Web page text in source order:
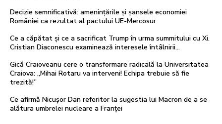
Decizie semnificativă: amenințările și șansele economiei
României ca rezultat al pactului UE-Mercosur
Ce a căpătat și ce a sacrificat Trump în urma summitului cu Xi.
Cristian Diaconescu examinează interesele întâlnirii…
Gică Craioveanu cere o transformare radicală la Universitatea
Craiova: „Mihai Rotaru va interveni! Echipa trebuie să fie
trezită!”
Ce afirmă Nicușor Dan referitor la sugestia lui Macron de a se
alătura umbrelei nucleare a Franței